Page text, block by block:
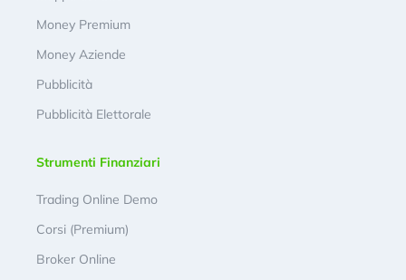
Money Premium
Money Aziende
Pubblicità
Pubblicità Elettorale
Strumenti Finanziari
Trading Online Demo
Corsi (Premium)
Broker Online